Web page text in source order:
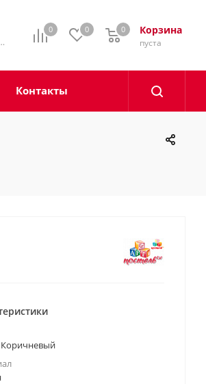
0 0 Корзина
0
пуста
0
Контакты